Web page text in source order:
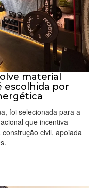
material
escolhida por
foi selecionada para a
que incentiva
civil, apoiada